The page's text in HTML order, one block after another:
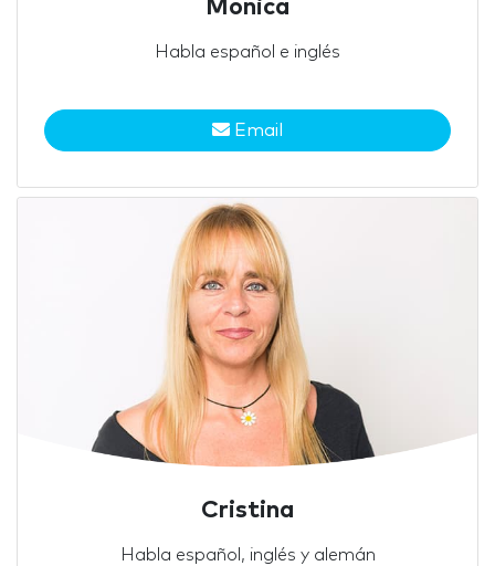
Mónica
Habla español e inglés
Email
Cristina
Habla español, inglés y alemán